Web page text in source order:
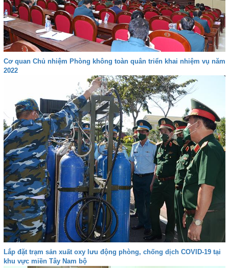
Cơ quan Chủ nhiệm Phòng không toàn quân triển khai nhiệm vụ năm
2022
Lắp đặt trạm sản xuất oxy lưu động phòng, chống dịch COVID-19 tại
khu vực miền Tây Nam bộ